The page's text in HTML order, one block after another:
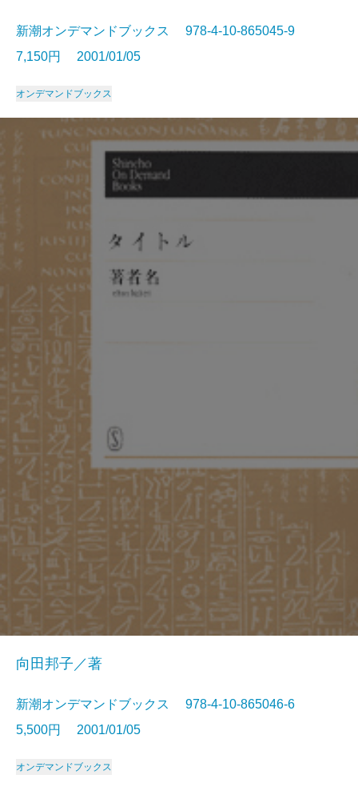
新潮オンデマンドブックス 978-4-10-865045-9
7,150円 2001/01/05
オンデマンドブックス
向田邦子／著
新潮オンデマンドブックス 978-4-10-865046-6
5,500円 2001/01/05
オンデマンドブックス